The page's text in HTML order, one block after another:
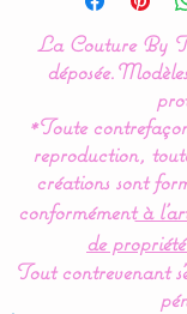
Nos
gigoteuse
coton Bio
pour en
douillé et
Pour le
La Couture By
déposée.
*Toute
reproduction,
créations sont
conformémentà
de
Tout contrevenant